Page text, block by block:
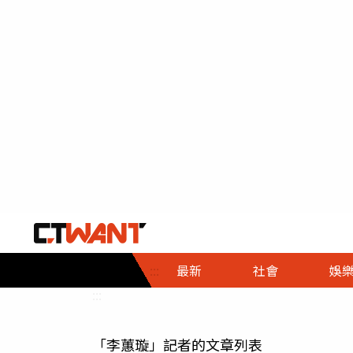
::: 最新 社會
社會首頁
時事
調查
娛樂
娛樂首頁
即時
專題
財經首頁
熱線
政
「李蕙璇」記者的文章列表